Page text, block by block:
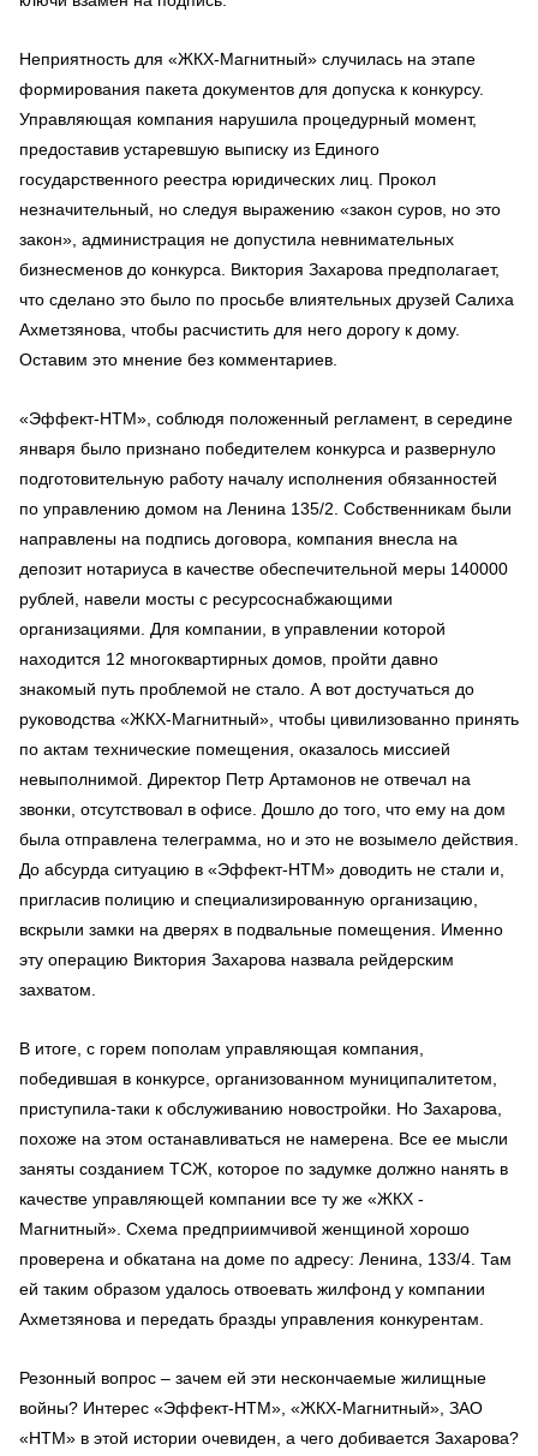
Неприятность для «ЖКХ-Магнитный» случилась на этапе
формирования пакета документов для допуска к конкурсу.
Управляющая компания нарушила процедурный момент,
предоставив устаревшую выписку из Единого
государственного реестра юридических лиц. Прокол
незначительный, но следуя выражению «закон суров, но это
закон», администрация не допустила невнимательных
бизнесменов до конкурса. Виктория Захарова предполагает,
что сделано это было по просьбе влиятельных друзей Салиха
Ахметзянова, чтобы расчистить для него дорогу к дому.
Оставим это мнение без комментариев.
«Эффект-НТМ», соблюдя положенный регламент, в середине
января было признано победителем конкурса и развернуло
подготовительную работу началу исполнения обязанностей
по управлению домом на Ленина 135/2. Собственникам были
направлены на подпись договора, компания внесла на
депозит нотариуса в качестве обеспечительной меры 140000
рублей, навели мосты с ресурсоснабжающими
организациями. Для компании, в управлении которой
находится 12 многоквартирных домов, пройти давно
знакомый путь проблемой не стало. А вот достучаться до
руководства «ЖКХ-Магнитный», чтобы цивилизованно принять
по актам технические помещения, оказалось миссией
невыполнимой. Директор Петр Артамонов не отвечал на
звонки, отсутствовал в офисе. Дошло до того, что ему на дом
была отправлена телеграмма, но и это не возымело действия.
До абсурда ситуацию в «Эффект-НТМ» доводить не стали и,
пригласив полицию и специализированную организацию,
вскрыли замки на дверях в подвальные помещения . Именно
эту операцию Виктория Захарова назвала рейдерским
захватом.
В итоге, с горем пополам управляющая компания,
победившая в конкурсе, организованном муниципалитетом,
приступила-таки к обслуживанию новостройки. Но Захарова,
похоже на этом останавливаться не намерена. Все ее мысли
заняты созданием ТСЖ, которое по задумке должно нанять в
качестве управляющей компании все ту же «ЖКХ -
Магнитный». Схема предприимчивой женщиной хорошо
проверена и обкатана на доме по адресу: Ленина
133/4. Там
ей таким образом удалось отвоевать жилфонд у компании
Ахметзянова и передать бразды управления конкурентам.
Резонный вопрос – зачем ей эти нескончаемые жилищные
войны? Интерес «Эффект-НТМ», «ЖКХ-Магнитный», ЗАО
«НТМ» в этой истории очевиден, а чего добивается Захарова?